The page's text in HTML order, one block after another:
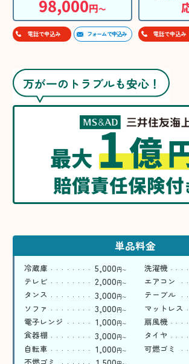
98,000円〜
電話で申込み フォームで申込み 電話で申込み
万が一のトラブルも安心！
最大1億
賠償責任保険付
単品料金
冷蔵庫 5,000円〜 洗濯機
テレビ 2,000円〜 エアコン
タンス 3,000円〜 テーブル
ソファ 3,000円〜 マットレス
電子レンジ 1,000円〜 扇風機
食器棚 3,000円〜 タイヤ
自転車 1,000円〜 可燃ゴミ